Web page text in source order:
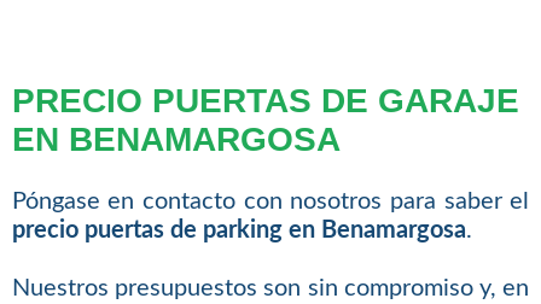
PRECIO PUERTAS DE GARAJE
EN BENAMARGOSA
Póngase en contacto con nosotros para saber el
precio puertas de parking en Benamargosa.
Nuestros presupuestos son sin compromiso y, en